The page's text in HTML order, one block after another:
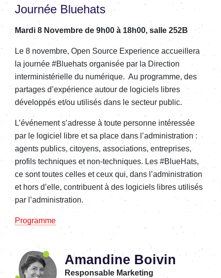
Journée Bluehats
Mardi 8 Novembre de 9h00 à 18h00, salle 252B
Le 8 novembre, Open Source Experience accueillera
la journée #Bluehats organisée par la Direction
interministérielle du numérique. Au programme, des
partages d’expérience autour de logiciels libres
développés et/ou utilisés dans le secteur public.
L’événement s’adresse à toute personne intéressée
par le logiciel libre et sa place dans l’administration :
agents publics, citoyens, associations, entreprises,
profils techniques et non-techniques. Les #BlueHats,
ce sont toutes celles et ceux qui, dans l’administration
et hors d’elle, contribuent à des logiciels libres utilisés
par l’administration.
Programme
Amandine Boivin
Responsable Marketing